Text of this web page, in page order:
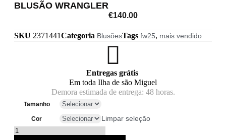
BLUSÃO WRANGLER
€140.00
SKU 2371441Categoria BlusõesTags fw25, mais vendido
Entregas grátis
Em toda Ilha de são Miguel
Demora estimada de entrega: 48 horas.
Tamanho
Cor Limpar seleção